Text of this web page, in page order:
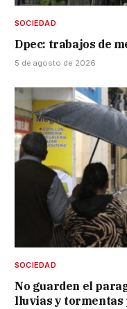
SOCIEDAD
Dpec: trabajos de
5 de agosto de 2026
SOCIEDAD
No guarden el
lluvias y tormentas